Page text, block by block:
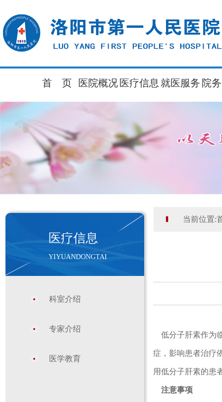
首 页 医院概况 医疗信息 就医服务 院
医疗信息
YIYUANDONGTAI
科室介绍
专家介绍
医学教育
当前位置:
低分子肝素作为
症，影响患者治疗
用低分子肝素的患
注意事项